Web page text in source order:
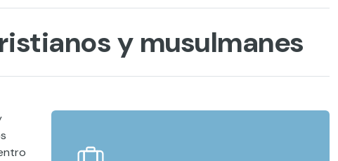
y musulmanes